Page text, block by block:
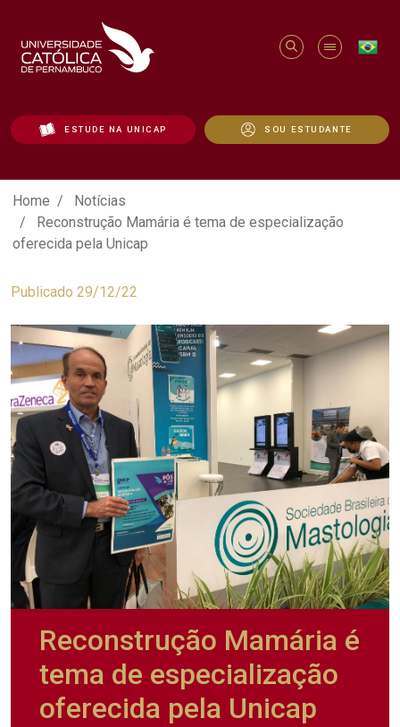
ESTUDE NA UNICAP SOU ESTUDANTE
Reconstrução Mamária é tema de
Home
Notícias
Reconstrução Mamária é tema de especialização
oferecida pela Unicap
Publicado 29/12/22
Reconstrução Mamária é
tema de especialização
oferecida pela Unicap